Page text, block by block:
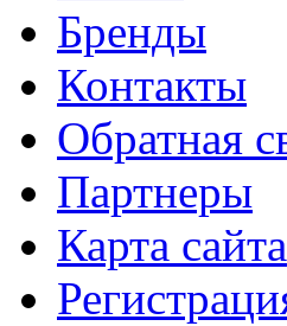
Бренды
Контакты
Обратная
Партнеры
Карта сайта